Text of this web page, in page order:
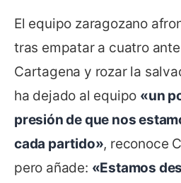
El equipo zaragozano
tras empatar a cuatro
Cartagena y rozar la
ha dejado al equipo «un
presión de que nos
cada partido», reconoce
pero añade: «Estamos